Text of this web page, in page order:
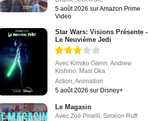
5 août 2026 sur Amazon Prime
Video
Star Wars: Visions Présente -
Le Neuvième Jedi
Avec Kimiko Glenn,Andrew
Kishino, Masi Oka
Action,Animation
5 août 2026 sur Disney+
Le Magasin
Avec Zoé Pinelli, Siméon Ruff